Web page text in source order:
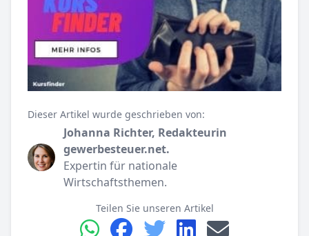
Dieser Artikel wurde geschrieben von:
Johanna Richter, Redakteurin
gewerbesteuer.net.
Expertin für nationale
Wirtschaftsthemen.
Teilen Sie unseren Artikel